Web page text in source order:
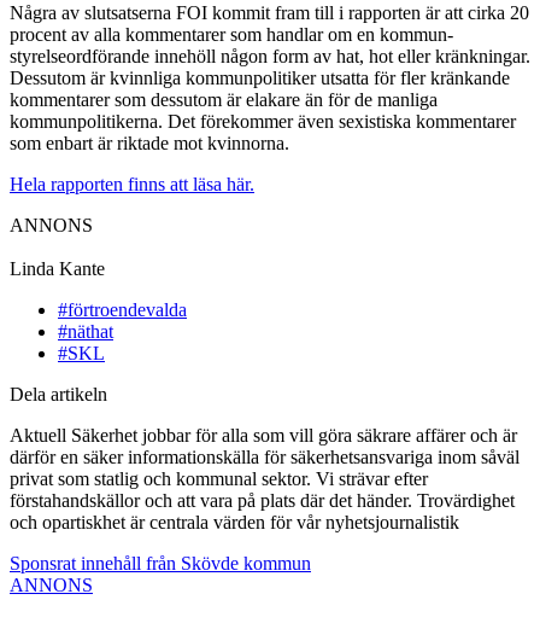
Några av slutsatserna FOI kommit fram till i rapporten är att cirka 20
procent av alla kommentarer som handlar om en kommun-
styrelseordförande innehöll någon form av hat, hot eller kränkningar.
Dessutom är kvinnliga kommunpolitiker utsatta för fler kränkande
kommentarer som dessutom är elakare än för de manliga
kommunpolitikerna. Det förekommer även sexistiska kommentarer
som enbart är riktade mot kvinnorna.
Hela rapporten finns att läsa här.
ANNONS
Linda Kante
#förtroendevalda
#näthat
#SKL
Dela artikeln
Aktuell Säkerhet jobbar för alla som vill göra säkrare affärer och är
därför en säker informationskälla för säkerhetsansvariga inom såväl
privat som statlig och kommunal sektor. Vi strävar efter
förstahandskällor och att vara på plats där det händer. Trovärdighet
och opartiskhet är centrala värden för vår nyhetsjournalistik
Sponsrat innehåll från Skövde kommun
ANNONS